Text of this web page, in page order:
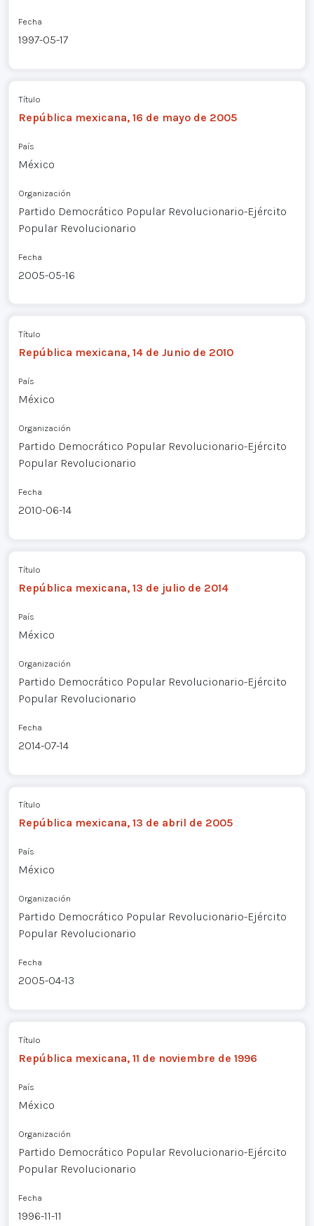
Fecha
1997-05-17
Título
República mexicana, 16 de mayo de 2005
País
México
Organización
Partido Democrático Popular Revolucionario-Ejército
Popular Revolucionario
Fecha
2005-05-16
Título
República mexicana, 14 de Junio de 2010
País
México
Organización
Partido Democrático Popular Revolucionario-Ejército
Popular Revolucionario
Fecha
2010-06-14
Título
República mexicana, 13 de julio de 2014
País
México
Organización
Partido Democrático Popular Revolucionario-Ejército
Popular Revolucionario
Fecha
2014-07-14
Título
República mexicana, 13 de abril de 2005
País
México
Organización
Partido Democrático Popular Revolucionario-Ejército
Popular Revolucionario
Fecha
2005-04-13
Título
República mexicana, 11 de noviembre de 1996
País
México
Organización
Partido Democrático Popular Revolucionario-Ejército
Popular Revolucionario
Fecha
1996-11-11